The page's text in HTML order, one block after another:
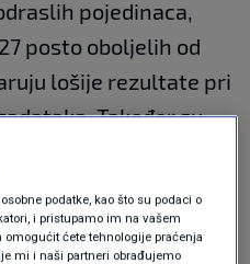
pojedinaca,
posto oboljelih od
lošije rezultate pri
Također su
na populaciju
podatke, kao što su podaci o
i pristupamo im na vašem
ćete tehnologije praćenja
mi i naši partneri obrađujemo